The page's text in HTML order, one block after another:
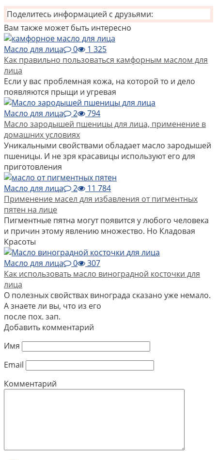
Поделитесь информацией с друзьями:
Вам также может быть интересно
Масло для лица
0
1 325
Как правильно пользоваться камфорным маслом для
лица
Если у вас проблемная кожа, на которой то и дело
появляются прыщи и угревая
Масло для лица
2
794
Масло зародышей пшеницы для лица, применение в
домашних условиях
Уникальными свойствами обладает масло зародышей
пшеницы. И не зря красавицы используют его для
приготовления
Масло для лица
2
11 784
Применение масел для избавления от пигментных
пятен на лице
Пигментные пятна могут появится у любого человека
и причин этому явлению множество. Но Кладовая
Красоты
Масло для лица
0
307
Как использовать масло виноградной косточки для
лица
О полезных свойствах винограда сказано уже немало.
А знаете ли вы, что из его
после пох. зап.
Добавить комментарий
Имя
Email
Комментарий